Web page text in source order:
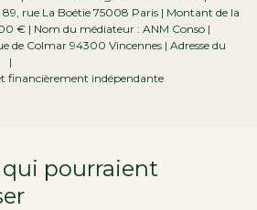
89, rue La Boétie 75008 Paris | Montant de la
€ | Nom du médiateur : ANM Conso |
de Colmar 94300 Vincennes | Adresse du
|
financièrement indépendante
pourraient